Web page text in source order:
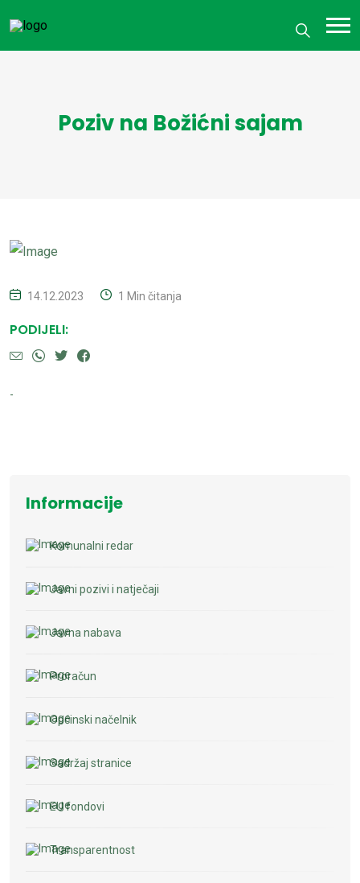
Poziv na Božićni sajam
14.12.2023 1 Min čitanja
PODIJELI:
-
Informacije
Komunalni redar
Javni pozivi i natječaji
Javna nabava
Proračun
Općinski načelnik
Sadržaj stranice
EU fondovi
Transparentnost